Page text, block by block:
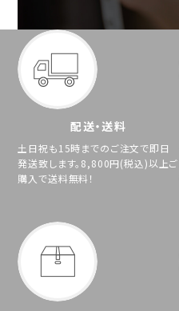
配送・送料
土日祝も15時までのご注文で即日
発送致します。8,800円(税込)以上ご
購入で送料無料！